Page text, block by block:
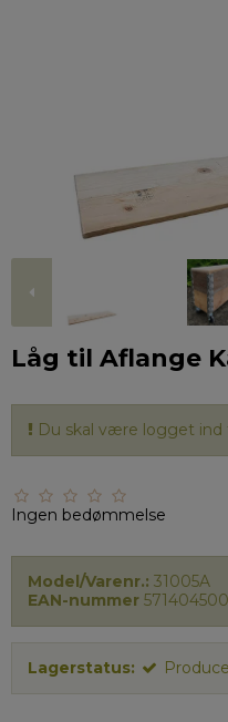
Låg til Aflange
Du skal være logget ind
Ingen bedømmelse
Model/Varenr.: 31005A
EAN-nummer
Lagerstatus: